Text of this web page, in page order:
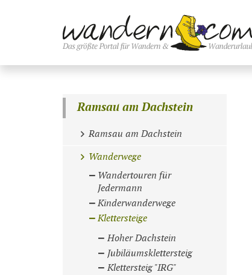
Ramsau am Dachstein
Ramsau am Dachstein
Wanderwege
Wandertouren für
Jedermann
Kinderwanderwege
Klettersteige
Hoher Dachstein
Jubiläumsklettersteig
Klettersteig "IRG"